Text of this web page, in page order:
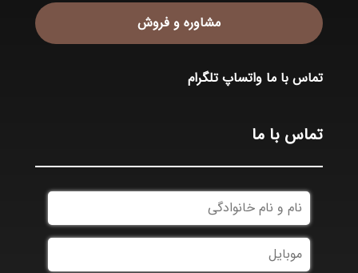
مشاوره و فروش
تماس با ما واتساپ تلگرام
تماس با ما